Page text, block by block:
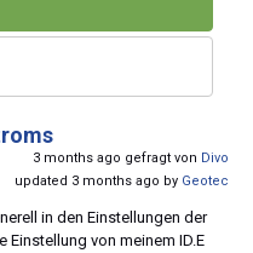
3 months ago gefragt von Divo
updated 3 months ago by Geotec
in den Einstellungen der
von meinem ID.E